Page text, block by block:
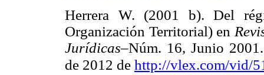
Herrera W. (2001 b). Del
Organización Territorial) en
Jurídicas–Núm. 16, Junio
de 2012 de http://vlex.com/vid/